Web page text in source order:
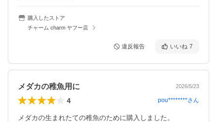
購入したストア
チャーム charm ヤフー店
違反報告 いいね 7
メダカの稚魚用に 2026/5/23
4 pou********さん
メダカの生まれたての稚魚のために購入しました。